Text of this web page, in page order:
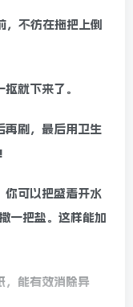
，不彷在拖把上倒
就下来了。
再刷，最后用卫生
你可以把盛着开水
一把盐。这样能加
，能有效消除异